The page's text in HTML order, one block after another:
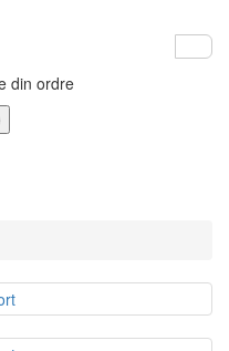
din ordre